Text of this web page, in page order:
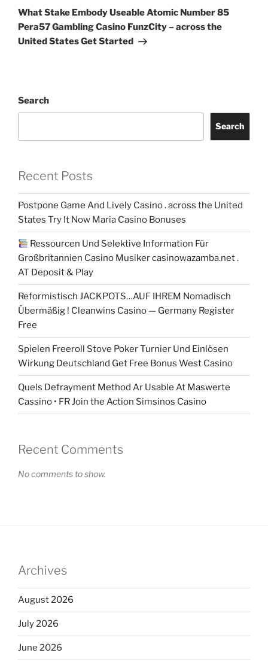
What Stake Embody Useable Atomic Number 85
Pera57 Gambling Casino FunzCity – across the
United States Get Started
Search
Search
Recent Posts
Postpone Game And Lively Casino . across the United
States Try It Now Maria Casino Bonuses
Ressourcen Und Selektive Information Für
Großbritannien Casino Musiker casinowazamba.net .
AT Deposit & Play
Reformistisch JACKPOTS…AUF IHREM Nomadisch
Übermäßig ! Cleanwins Casino — Germany Register
Free
Spielen Freeroll Stove Poker Turnier Und Einlösen
Wirkung Deutschland Get Free Bonus West Casino
Quels Defrayment Method Ar Usable At Maswerte
Cassino • FR Join the Action Simsinos Casino
Recent Comments
No comments to show.
Archives
August 2026
July 2026
June 2026